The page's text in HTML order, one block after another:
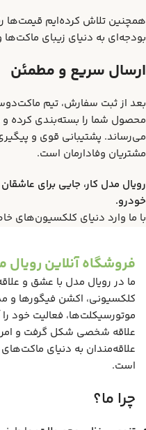
همچنین تلاش کرده‌ایم قیمت‌ها
بودجه‌ای به دنیای زیبای ماکت‌ها
ارسال سریع و مطمئن
بعد از ثبت سفارش، تیم
محصول شما را بسته‌بندی کرده
می‌رساند. پشتیبانی قوی و
مشتریان وفادارمان است.
رویال مدل کار، جایی برای
خودرو.
با ما وارد دنیای کلکسیون‌های
فروشگاه آنلاین رویال
ما در رویال مدل با عشق و
کلکسیونی، اکشن فیگورها و
موتورسیکلت‌ها، فعالیت خود
علاقه شخصی شکل گرفت و
علاقه‌مندان به دنیای
است.
چرا ما؟